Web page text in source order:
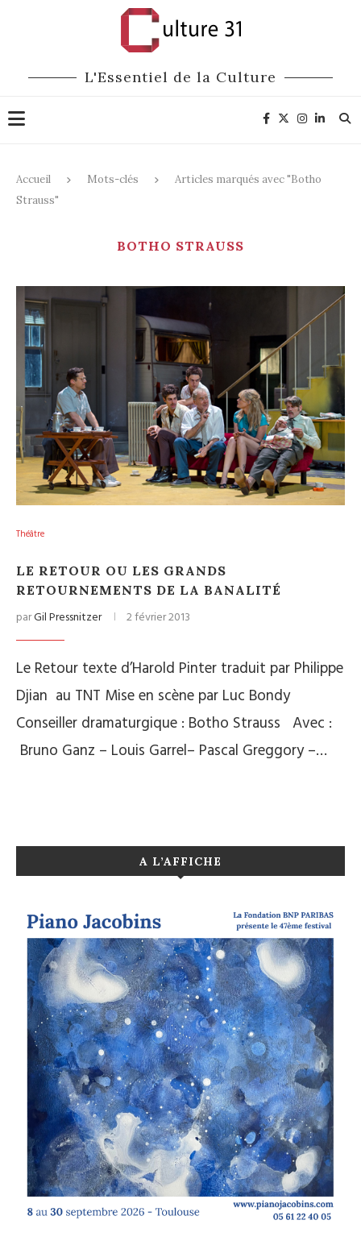
L'Essentiel de la Culture
Accueil Mots-clés
Articles marqués avec "Botho
Strauss"
BOTHO STRAUSS
Théâtre
LE RETOUR OU LES GRANDS
RETOURNEMENTS DE LA BANALITÉ
parGil Pressnitzer 2 février 2013
Le Retour texte d’Harold Pinter traduit par Philippe
Djian au TNT Mise en scène par Luc Bondy
Conseiller dramaturgique : Botho Strauss Avec :
Bruno Ganz – Louis Garrel– Pascal Greggory –…
A L’AFFICHE